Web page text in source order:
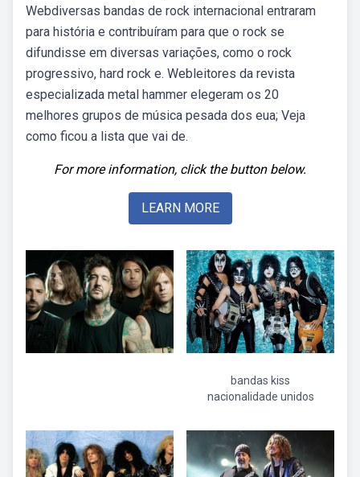
Webdiversas bandas de rock internacional entraram
para história e contribuíram para que o rock se
difundisse em diversas variações, como o rock
progressivo, hard rock e. Webleitores da revista
especializada metal hammer elegeram os 20
melhores grupos de música pesada dos eua; Veja
como ficou a lista que vai de.
For more information, click the button below.
LEARN MORE
bandas kiss
nacionalidade unidos